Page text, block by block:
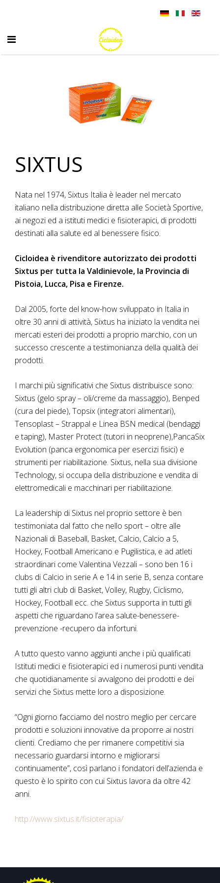
SIXTUS
Nata nel 1974, Sixtus Italia è leader nel mercato
italiano nella distribuzione diretta alle Società Sportive,
ai negozi ed a istituti medici e fisioterapici, di prodotti
destinati alla salute ed al benessere fisico.
Cicloidea è rivenditore autorizzato dei prodotti
Sixtus per tutta la Valdinievole, la Provincia di
Pistoia, Lucca, Pisa e Firenze.
Dal 2005, forte del know-how sviluppato in Italia in
oltre 30 anni di attività, Sixtus ha iniziato la vendita nei
mercati esteri dei prodotti a proprio marchio, con un
successo crescente a testimonianza della qualità dei
prodotti.
I marchi più significativi che Sixtus distribuisce sono:
Sixtus (gelo spray – oli/creme da massaggio), Benped
(cura del piede), Topsix (integratori alimentari),
Tensoplast – Strappal e Linea BSN medical (bendaggi
e taping), Master Protect (tutori in neoprene),PancaSix
Evolution (panca ergonomica per esercizi fisici) e
strumenti per riabilitazione. Sixtus, nella sua divisione
Technology, si occupa della distribuzione e vendita di
elettromedicali e macchinari per riabilitazione.
La leadership di Sixtus nel proprio settore è ben
testimoniata dal fatto che nello sport – oltre alle
Nazionali di Baseball, Basket, Calcio, Calcio a 5,
Hockey, Football Americano e Pugilistica, e ad atleti
straordinari come Valentina Vezzali – sono ben 16 i
clubs di Calcio in serie A e 14 in serie B, senza contare
tutti gli altri club di Basket, Volley, Rugby, Ciclismo,
Hockey, Football ecc. che Sixtus supporta in tutti gli
aspetti che riguardano l’area salute-benessere-
prevenzione -recupero da infortuni.
A tutto questo vanno aggiunti anche i più qualificati
Istituti medici e fisioterapici ed i numerosi punti vendita
che quotidianamente si avvalgono dei prodotti e dei
servizi che Sixtus mette loro a disposizione.
“Ogni giorno facciamo del nostro meglio per cercare
prodotti e soluzioni innovative da proporre ai nostri
clienti. Crediamo che per rimanere competitivi sia
necessario guardarsi intorno e migliorarsi
continuamente”, così parlano i fondatori dell’azienda e
questo è lo spirito con cui Sixtus lavora da oltre 42
anni.
http://www.sixtus.it/fisioterapia/